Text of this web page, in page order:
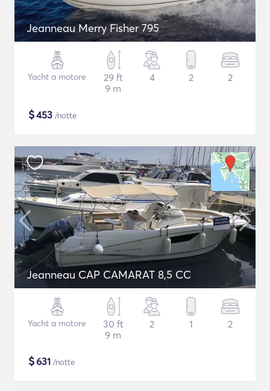
Jeanneau Merry Fisher 795
Yacht a motore
29 ft
9 m
4 2 2
$453 /notte
Jeanneau CAP CAMARAT 8,5 CC
Yacht a motore
30 ft
9 m
2 1 2
$631 /notte